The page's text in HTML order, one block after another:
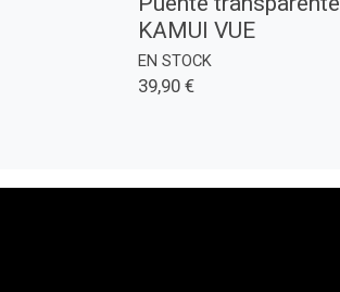
KAMUI VUE
EN STOCK
39,90 €